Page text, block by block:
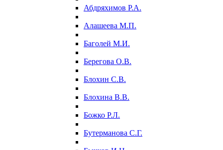
Абдряхимов Р.А.
Алашеева М.П.
Баголей М.И.
Берегова О.В.
Блохин С.В.
Блохина В.В.
Божко Р.Л.
Бутерманова С.Г.